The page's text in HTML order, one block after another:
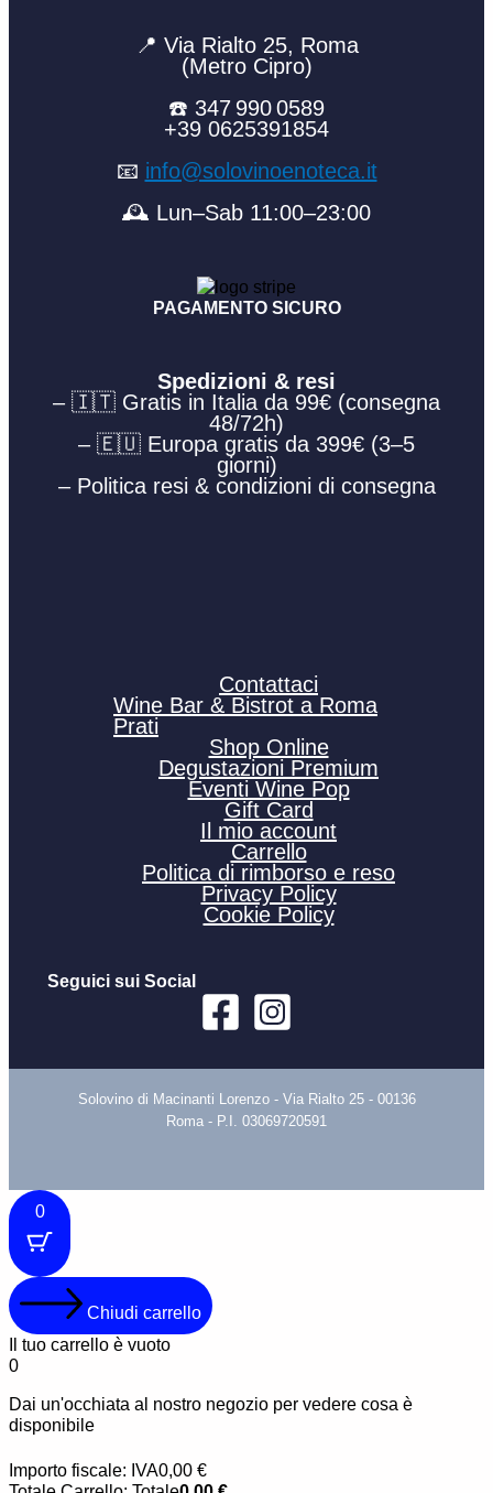
📍 Via Rialto 25, Roma
(Metro Cipro)
☎️ 347 990 0589
+39 0625391854
📧 info@solovinoenoteca.it
🕰️ Lun–Sab 11:00–23:00
PAGAMENTO SICURO
Spedizioni & resi
– 🇮🇹 Gratis in Italia da 99€ (consegna
48/72h)
– 🇪🇺 Europa gratis da 399€ (3–5
giorni)
– Politica resi & condizioni di consegna
Contattaci
Wine Bar & Bistrot a Roma
Prati
Shop Online
Degustazioni Premium
Eventi Wine Pop
Gift Card
Il mio account
Carrello
Politica di rimborso e reso
Privacy Policy
Cookie Policy
Seguici sui Social
Solovino di Macinanti Lorenzo - Via Rialto 25 - 00136
Roma - P.I. 03069720591
0
Chiudi carrello
Il tuo carrello è vuoto
0
Dai un'occhiata al nostro negozio per vedere cosa è
disponibile
Importo fiscale: IVA0,00 €